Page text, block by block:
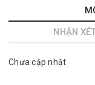
NHẬN
Chưa cập nhật